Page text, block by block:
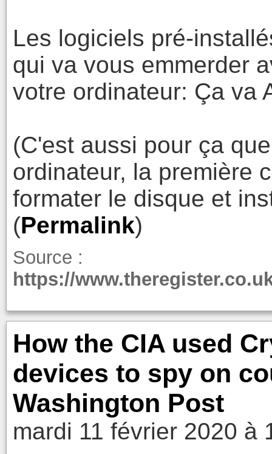
Les logiciels pré-
qui va vous emmerder
votre ordinateur: Ça va
(C'est aussi pour ça
ordinateur, la première
formater le disque et
(Permalink)
Source :
https://
How the CIA used
devices to spy on
Washington Post
mardi 11 février 2020 à